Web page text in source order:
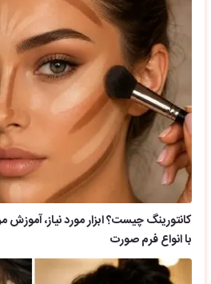
کانتورینگ چیست؟ ابزار مورد نیاز، آموزش
با انواع فرم صورت